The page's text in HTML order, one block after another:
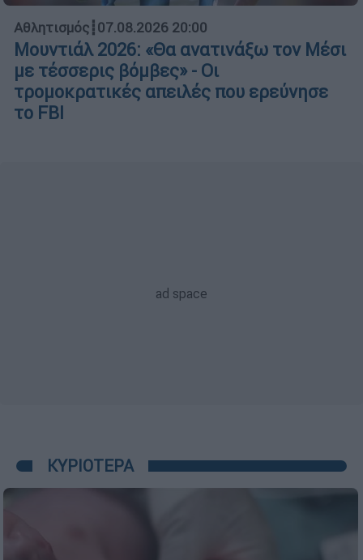
Αθλητισμός┋07.08.2026 20:00
Μουντιάλ 2026: «Θα ανατινάξω τον Μέσι
με τέσσερις βόμβες» - Οι
τρομοκρατικές απειλές που ερεύνησε
το FBI
ΚΥΡΙΟΤΕΡΑ